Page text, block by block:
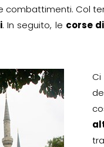
combattimenti. Col
. In seguito, le corse